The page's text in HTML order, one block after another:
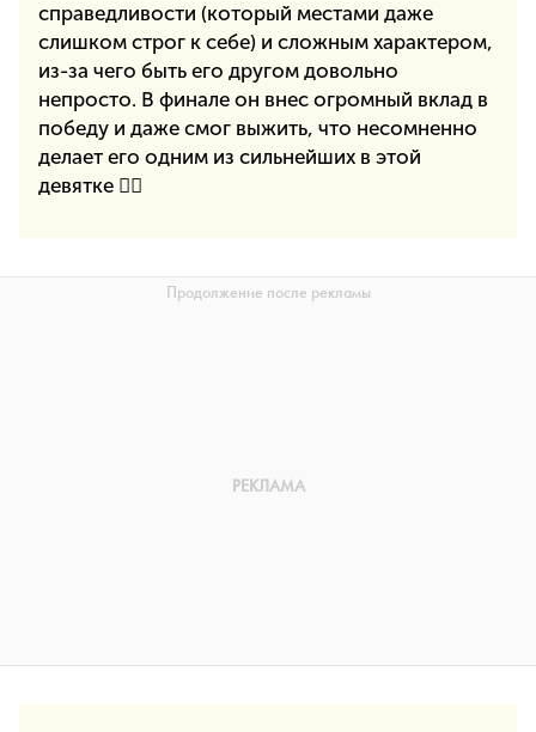
справедливости (который местами даже
слишком строг к себе) и сложным характером,
из-за чего быть его другом довольно
непросто. В финале он внес огромный вклад в
победу и даже смог выжить, что несомненно
делает его одним из сильнейших в этой
девятке ✊🏻